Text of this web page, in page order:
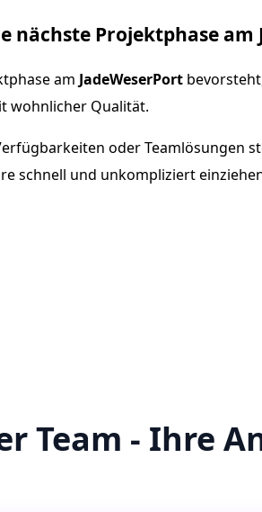
Projektphase am
am JadeWeserPort
wohnlicher Qualität.
oder Teamlösungen
schnell und unkompliziert
Team - Ihre